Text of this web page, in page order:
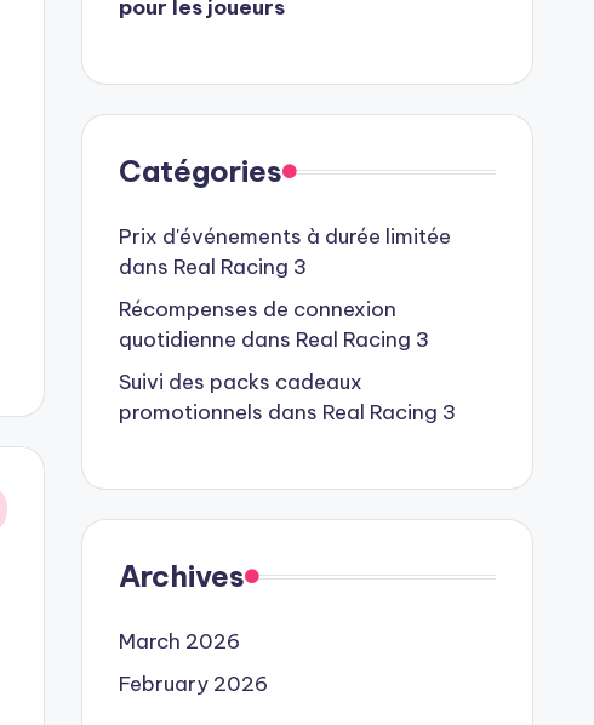
pour les joueurs
Catégories
Prix d'événements à durée limitée
dans Real Racing 3
Récompenses de connexion
quotidienne dans Real Racing 3
Suivi des packs cadeaux
promotionnels dans Real Racing 3
Archives
March 2026
February 2026